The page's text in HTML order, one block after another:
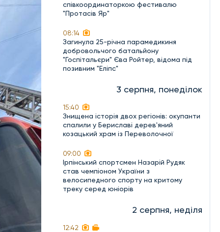
співкоординаторкою фестивалю
"Протасів Яр"
08:14
Загинула 25-річна парамедикиня
добровольчого батальйону
"Госпітальєри" Єва Ройтер, відома під
позивним "Еліпс"
3 серпня, понеділок
15:40
Знищена історія двох регіонів: окупанти
спалили у Бериславі дерев'яний
козацький храм із Переволочної
09:00
Ірпінський спортсмен Назарій Рудяк
став чемпіоном України з
велосипедного спорту на критому
треку серед юніорів
2 серпня, неділя
12:42